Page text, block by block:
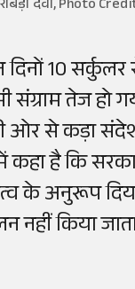
देवी, Photo
10
तेज हो
से कड़ा संदेश
है कि
के अनुरूप
किया